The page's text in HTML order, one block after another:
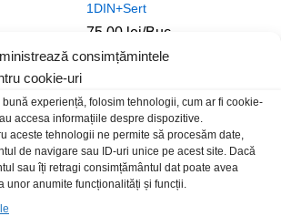
consimțămintele
cookie-uri
experiență, folosim tehnologii, cum ar fi cookie-
accesa informațiile despre dispozitive.
aceste tehnologii ne permite să procesăm date,
de navigare sau ID-uri unice pe acest site. Dacă
sau îți retragi consimțământul dat poate avea
unor anumite funcționalități și funcții.
1DIN+Sert
75,00 lei/Buc